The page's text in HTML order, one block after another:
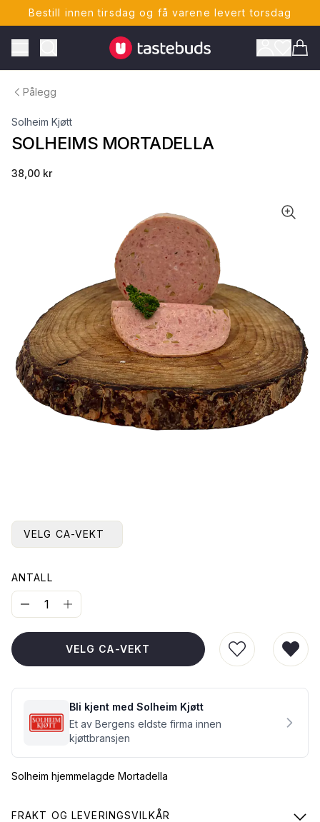
Bestill innen tirsdag og få varene levert torsdag
Toggle Menu
Tastebuds - Lokalmat rett hjem
Pålegg
Solheim Kjøtt
SOLHEIMS MORTADELLA
38,00 kr
VELG CA-VEKT
ANTALL
VELG CA-VEKT
LEGG TIL I
Bli kjent med Solheim Kjøtt
Et av Bergens eldste firma innen
kjøttbransjen
Solheim hjemmelagde Mortadella
FRAKT OG LEVERINGSVILKÅR